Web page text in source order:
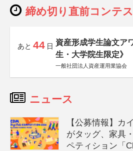
締め切り直前コンテ
あと 44 日 資産形成学生論文ア
生・大学院生限定》
一般社団法人資産運用業協会
ニュース
【公募情報】カ
がタッグ、家具
ペティション「